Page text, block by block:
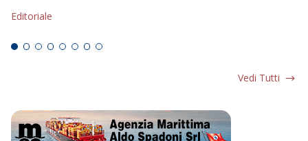
Editoriale
Vedi Tutti